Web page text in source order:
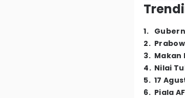
1.
2.
3. Makan
4. Nilai
5. 17
6. Piala